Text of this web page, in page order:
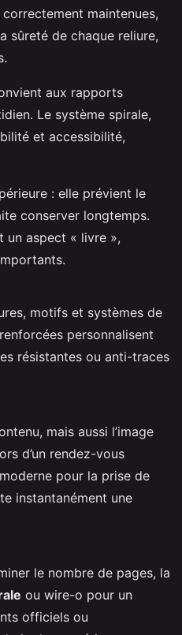
maintenues,
sûreté de chaque reliure,
aux rapports
Le système spirale,
et accessibilité,
: elle prévient le
conserver longtemps.
un aspect « livre »,
motifs et systèmes de
personnalisent
résistantes ou anti-traces
mais aussi l’image
d’un rendez-vous
pour la prise de
instantanément une
le nombre de pages, la
ou wire-o pour un
officiels ou